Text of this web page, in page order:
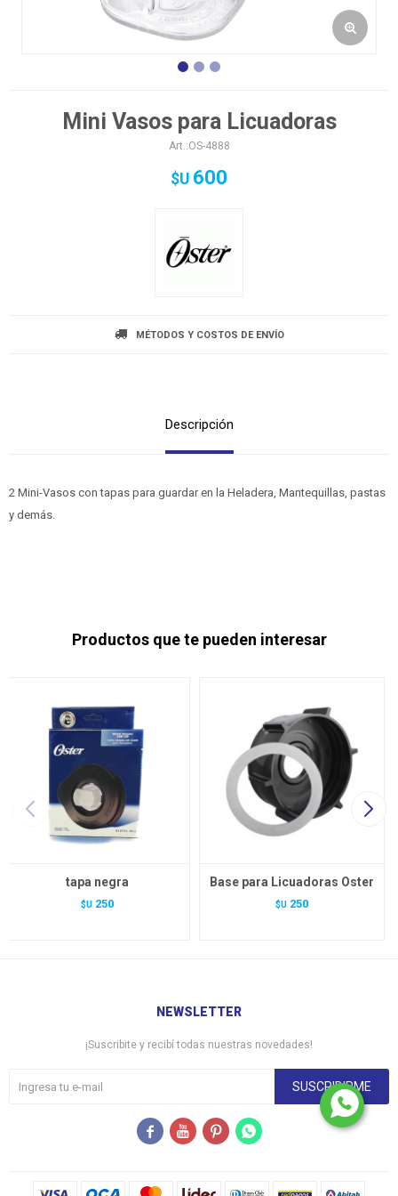
Mini Vasos para Licuadoras
OS-4888
$U 600
MÉTODOS Y COSTOS DE ENVÍO
Descripción
2 Mini-Vasos con tapas para guardar en la Heladera, Mantequillas, pastas
y demás.
Productos que te pueden interesar
tapa negra
$U 250
Base para Licuadoras Oster
$U 250
NEWSLETTER
¡Suscribite y recibí todas nuestras novedades!
SUSCRIBIRME
   